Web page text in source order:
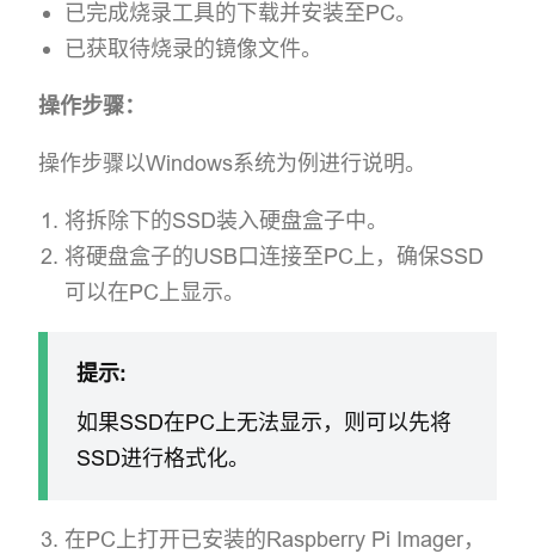
已完成烧录工具的下载并安装至PC。
已获取待烧录的镜像文件。
操作步骤：
操作步骤以Windows系统为例进行说明。
将拆除下的SSD装入硬盘盒子中。
将硬盘盒子的USB口连接至PC上，确保SSD
可以在PC上显示。
提示:
如果SSD在PC上无法显示，则可以先将
SSD进行格式化。
在PC上打开已安装的Raspberry Pi Imager，